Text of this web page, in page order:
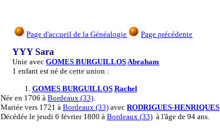
Page d'accueil de la Généalogie Page précédente
YYY Sara
Unie avecGOMES BURGUILLOSAbraham
1 enfant est né de cette union :
1. GOMES BURGUILLOS Rachel
Née en 1706 àBordeaux (33)
Mariée vers 1721 àBordeaux (33) avecRODRIGUES-HENRIQUES
Décédée le jeudi 6 février 1800 àBordeaux (33) à l'âge de 94 ans.